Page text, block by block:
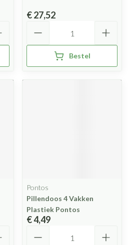
€ 27,52
Bestel
Pontos
Pillendoos 4 Vakken
Plastiek Pontos
€ 4,49